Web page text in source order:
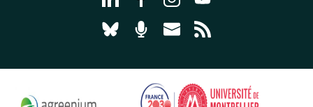
Aller à la page Nous suivre sur
Aller à la page Nourrir le
Aller à la page Nous